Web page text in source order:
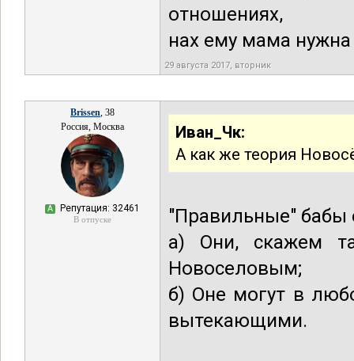
отношениях,
нах ему мама нужна
29 августа 2017, вторник
Brissen, 38
Россия, Москва
А Репутация: 32461
В отпуске
Иван_Чк:
А как же теория
"Правильные" бабы
а) Они, скажем
Новоселовым;
б) Оне могут в
вытекающими.